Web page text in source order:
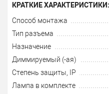
КРАТКИЕ ХАРАКТЕРИСТИКИ:
Способ монтажа
Тип разъема
Назначение
Диммируемый (-ая)
Степень защиты, IP
Лампа в комплекте